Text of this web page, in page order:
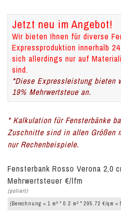
Jetzt neu im Angebot!
Wir bieten Ihnen für diverse
Expressproduktion innerhalb
sich allerdings nur auf
sind.
*Diese Expressleistung bieten
19% Mehrwertsteue an.
* Kalkulation für Fensterbänke
Zuschnitte sind in allen Größen
nur Rechenbeispiele.
Fensterbank Rosso Verona 2,0
Mehrwertsteuer €/lfm
(poliert)
(Berechnung = 1 m 2 * 0.2 m 2 * 295.72 €/qm =